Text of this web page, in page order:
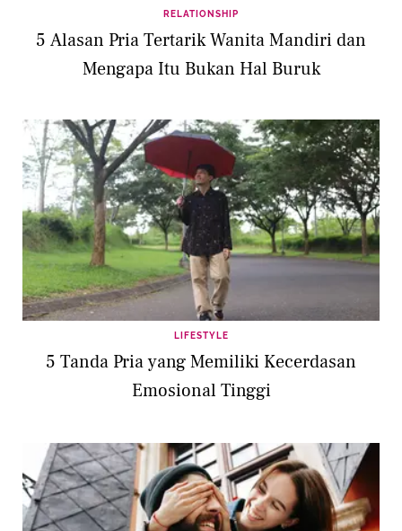
RELATIONSHIP
5 Alasan Pria Tertarik Wanita Mandiri dan
Mengapa Itu Bukan Hal Buruk
LIFESTYLE
5 Tanda Pria yang Memiliki Kecerdasan
Emosional Tinggi